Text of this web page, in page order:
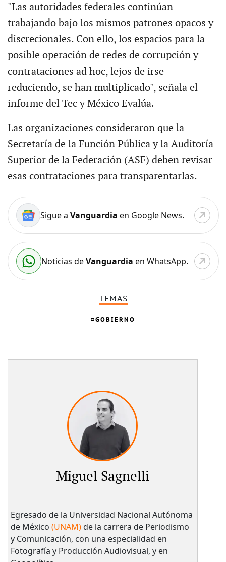
"Las autoridades federales continúan
trabajando bajo los mismos patrones opacos y
discrecionales. Con ello, los espacios para la
posible operación de redes de corrupción y
contrataciones ad hoc, lejos de irse
reduciendo, se han multiplicado", señala el
informe del Tec y México Evalúa.
Las organizaciones consideraron que la
Secretaría de la Función Pública y la Auditoría
Superior de la Federación (ASF) deben revisar
esas contrataciones para transparentarlas.
Sigue a Vanguardia en Google News.
Noticias deVanguardia en WhatsApp.
TEMAS
GOBIERNO
Miguel Sagnelli
Egresado de la Universidad Nacional Autónoma
de México (UNAM)de la carrera de Periodismo
y Comunicación, con una especialidad en
Fotografía y Producción Audiovisual, y en